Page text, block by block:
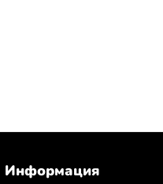
Информация